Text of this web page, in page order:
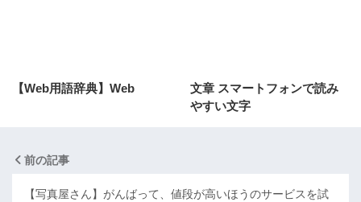
【Web用語辞典】Web
文章 スマートフォンで読み
やすい文字
前の記事
【写真屋さん】がんばって、値段が高いほうのサービスを試